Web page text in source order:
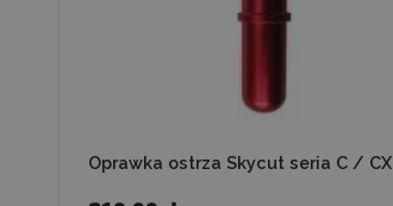
Oprawka ostrza Skycut seria C / CX